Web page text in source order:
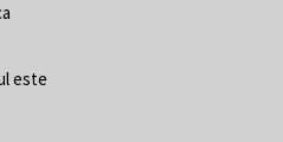
este